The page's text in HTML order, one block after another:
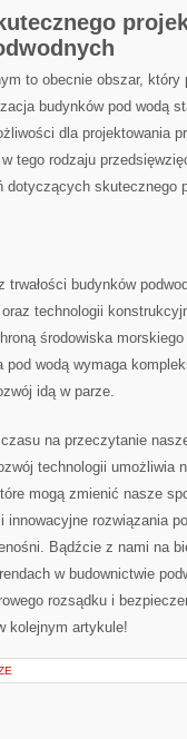
to obecnie ⁤obszar,
budynków​ pod wodą
dla projektowania
tego rodzaju
skutecznego
trwałości budynków
technologii
‍środowiska
wodą wymaga
idą w ⁤parze.
na przeczytanie
technologii umożliwia
mogą zmienić nasze
innowacyjne rozwiązania
Bądźcie z ⁣nami na‌
w budownictwie
rozsądku i
kolejnym artykule!